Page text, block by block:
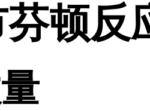
顿反